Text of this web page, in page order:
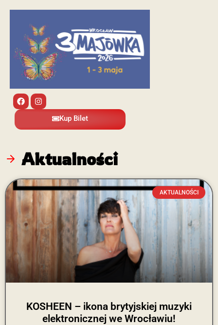
Kup Bilet
Aktualności
AKTUALNOŚCI
KOSHEEN – ikona brytyjskiej muzyki
elektronicznej we Wrocławiu!